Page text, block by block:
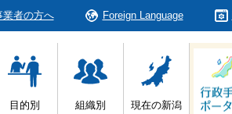
業者の方へ Foreign Language
目的別 組織別 現在の新潟